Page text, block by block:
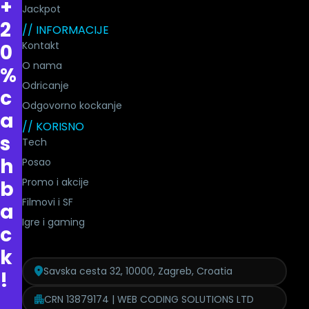
+
2
0
%
c
a
s
h
b
a
c
k
!
Jackpot
// INFORMACIJE
Kontakt
O nama
Odricanje
Odgovorno kockanje
// KORISNO
Tech
Posao
Promo i akcije
Filmovi i SF
Igre i gaming
Savska cesta 32, 10000, Zagreb, Croatia
CRN 13879174 | WEB CODING SOLUTIONS LTD